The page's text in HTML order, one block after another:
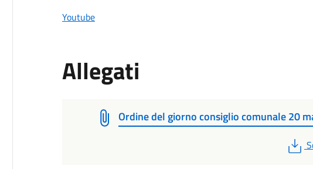
Youtube
Allegati
Ordine del giorno consiglio comunale 20